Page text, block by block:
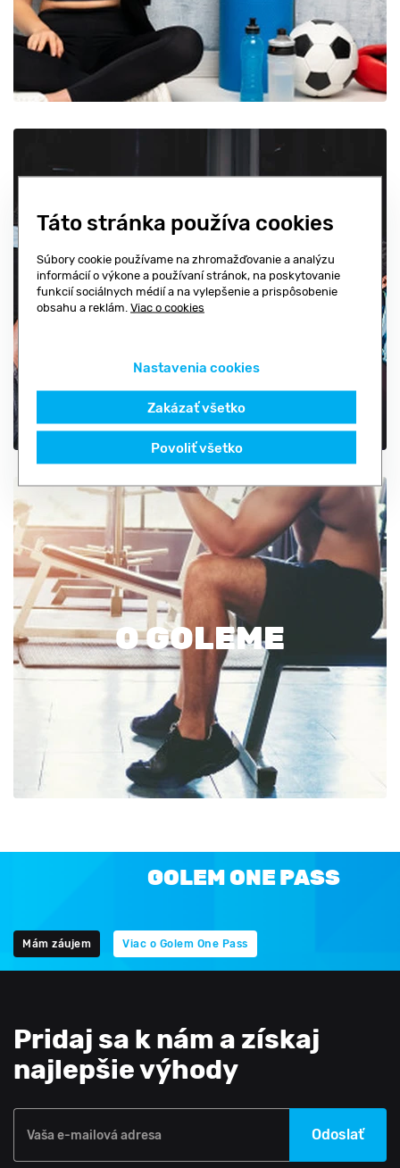
TRÉNERI
O GOLEME
GOLEM ONE PASS
Mám záujem Viac o Golem One Pass
Pridaj sa k nám a získaj
najlepšie výhody
Vaša e-mailová adresa Odoslať
Táto stránka používa cookies
Súbory cookie používame na zhromažďovanie a analýzu
informácií o výkone a používaní stránok, na poskytovanie
funkcií sociálnych médií a na vylepšenie a prispôsobenie
obsahu a reklám. Viac o cookies
Nastavenia cookies
Zakázať všetko
Povoliť všetko